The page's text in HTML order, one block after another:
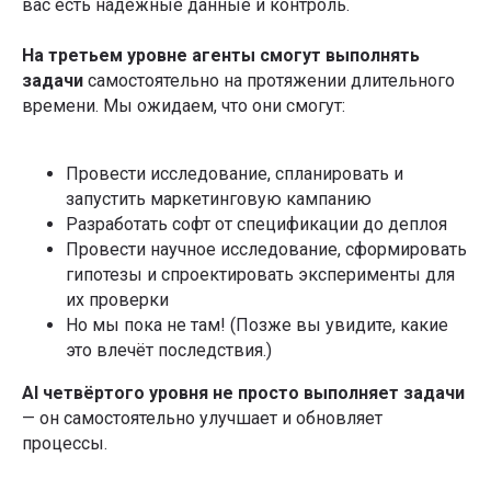
вас есть надёжные данные и контроль.
На третьем уровне агенты смогут выполнять
задачи самостоятельно на протяжении длительного
времени. Мы ожидаем, что они смогут:
Провести исследование, спланировать и
запустить маркетинговую кампанию
Разработать софт от спецификации до деплоя
Провести научное исследование, сформировать
гипотезы и спроектировать эксперименты для
их проверки
Но мы пока не там! (Позже вы увидите, какие
это влечёт последствия.)
AI четвёртого уровня не просто выполняет задачи
— он самостоятельно улучшает и обновляет
процессы.